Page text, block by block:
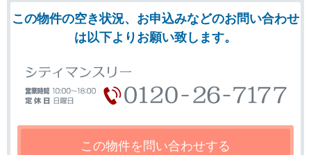
この物件の空き状況、お申込みなどのお問い合わせ
は以下よりお願い致します。